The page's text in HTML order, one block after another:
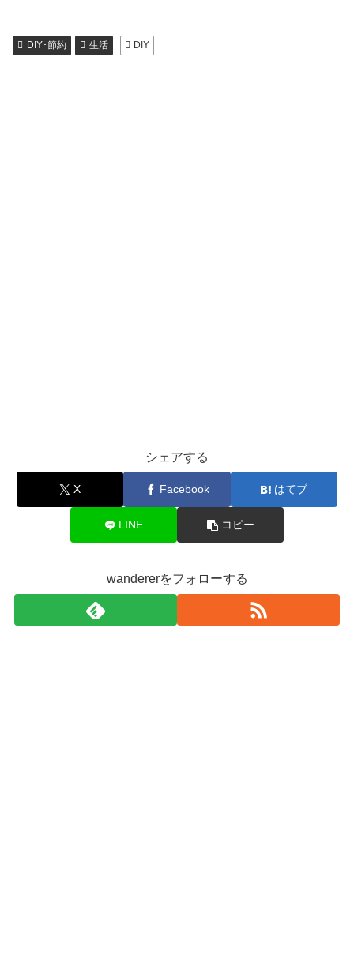
DIY･節約 生活 DIY
シェアする
X Facebook はてブ
LINE コピー
wandererをフォローする